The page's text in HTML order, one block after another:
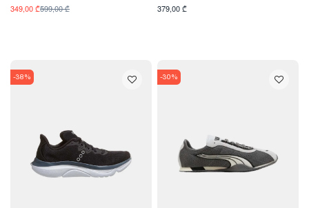
349,00 ₾599,00 ₾ 379,00 ₾
-38% -30%